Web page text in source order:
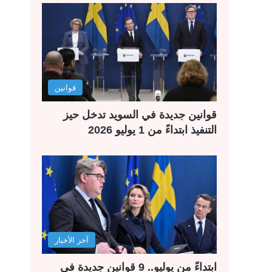
قوانين
قوانين جديدة في السويد تدخل حيز
التنفيذ ابتداءً من 1 يوليو 2026
آخر الأخبار
ابتداءً من يوليو.. 9 قوانين جديدة في